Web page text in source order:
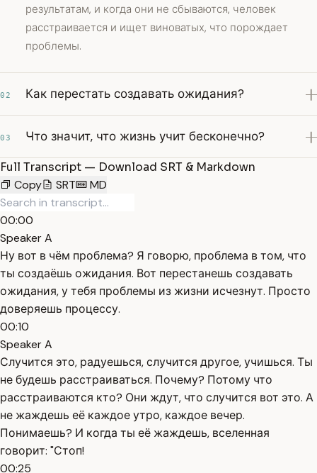
результатам, и когда они не сбываются, человек
расстраивается и ищет виноватых, что порождает
проблемы.
02 Как перестать создавать ожидания?
03 Что значит, что жизнь учит бесконечно?
Full Transcript — Download SRT & Markdown
Copy
SRT MD
00:00
Speaker A
Ну вот в чём проблема? Я говорю, проблема в том, что
ты создаёшь ожидания. Вот перестанешь создавать
ожидания, у тебя проблемы из жизни исчезнут. Просто
доверяешь процессу.
00:10
Speaker A
Случится это, радуешься, случится другое, учишься. Ты
не будешь расстраиваться. Почему? Потому что
расстраиваются кто? Они ждут, что случится вот это. А
не жаждешь её каждое утро, каждое вечер.
Понимаешь? И когда ты её жаждешь, вселенная
говорит: "Стоп!
00:25